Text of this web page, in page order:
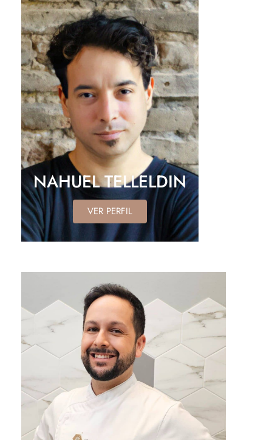
NAHUEL TELLELDIN
VER PERFIL